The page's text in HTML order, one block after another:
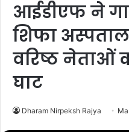
आईडीएफ ने
शिफा
वरिष्ठ नेताओं
घाट
Dharam Nirpeksh Rajya